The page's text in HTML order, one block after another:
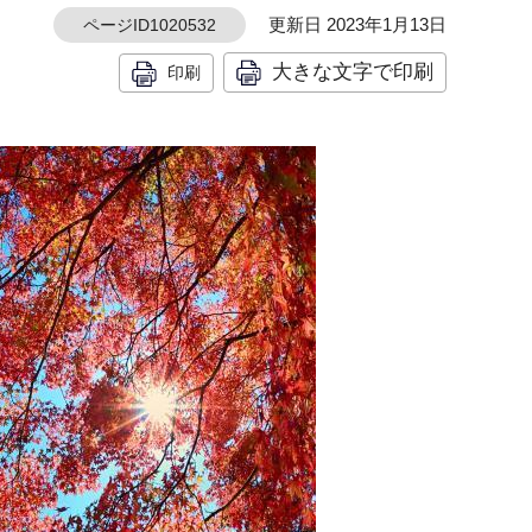
ページID1020532 更新日 2023年1月13日
印刷 大きな文字で印刷